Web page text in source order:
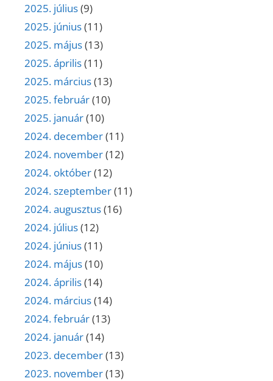
2025. július(9)
2025. június(11)
2025. május(13)
2025. április(11)
2025. március(13)
2025. február(10)
2025. január(10)
2024. december(11)
2024. november(12)
2024. október(12)
2024. szeptember(11)
2024. augusztus(16)
2024. július(12)
2024. június(11)
2024. május(10)
2024. április(14)
2024. március(14)
2024. február(13)
2024. január(14)
2023. december(13)
2023. november(13)